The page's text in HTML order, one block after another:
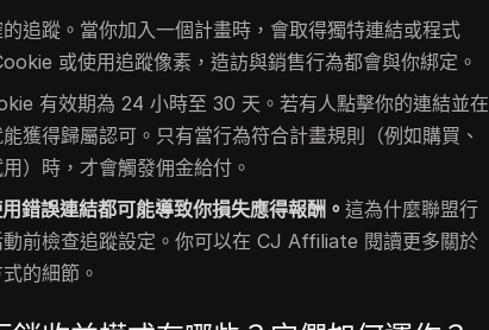
追蹤。當你加入一個計畫時，會取得獨特連結或程式
或使用追蹤像素，造訪與銷售行為都會與你綁定。
有效期為 24 小時至 30 天。若有人點擊你的連結並在
獲得歸屬認可。只有當行為符合計畫規則（例如購買、
）時，才會觸發佣金給付。
錯誤連結都可能導致你損失應得報酬。這為什麼聯盟行
前檢查追蹤設定。你可以在 CJ Affiliate 閱讀更多關於
的細節。